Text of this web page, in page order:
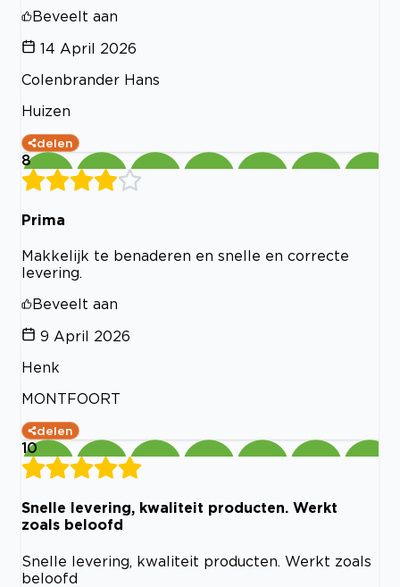
Beveelt aan
14 April 2026
Colenbrander Hans
Huizen
delen
8
Prima
Makkelijk te benaderen en snelle en correcte
levering.
Beveelt aan
9 April 2026
Henk
MONTFOORT
delen
10
Snelle levering, kwaliteit producten. Werkt
zoals beloofd
Snelle levering, kwaliteit producten. Werkt zoals
beloofd